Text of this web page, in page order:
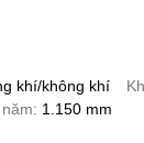
khí/không khí
1.150 mm